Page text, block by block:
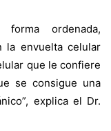
forma ordenada,
la envuelta celular
que le confiere
se consigue una
explica el Dr.